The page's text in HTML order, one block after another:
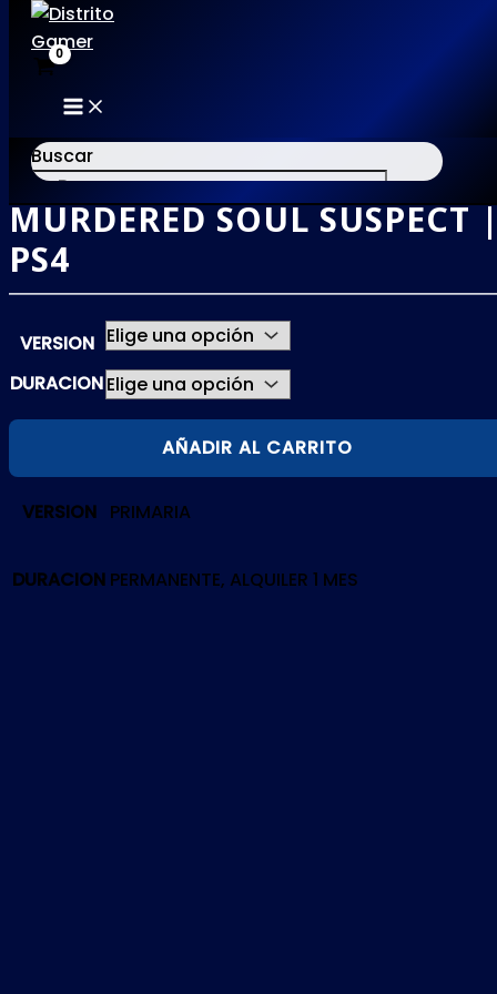
al
contenido
MAIN
MENU
Buscar
×
MURDERED SOUL SUSPECT
PS4
VERSION
DURACION
MURDERED
cantidad
AÑADIR AL CARRITO
VERSION PRIMARIA
DURACION PERMANENTE, ALQUILER 1 MES